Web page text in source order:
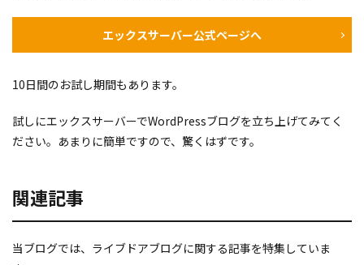
エックスサーバー公式ページへ
10日間のお試し期間もあります。
試しにエックスサーバーでWordPressブログを立ち上げてみてく
ださい。あまりに簡単ですので、驚くはずです。
関連記事
当ブログでは、ライブドアブログに関する記事を特集していま